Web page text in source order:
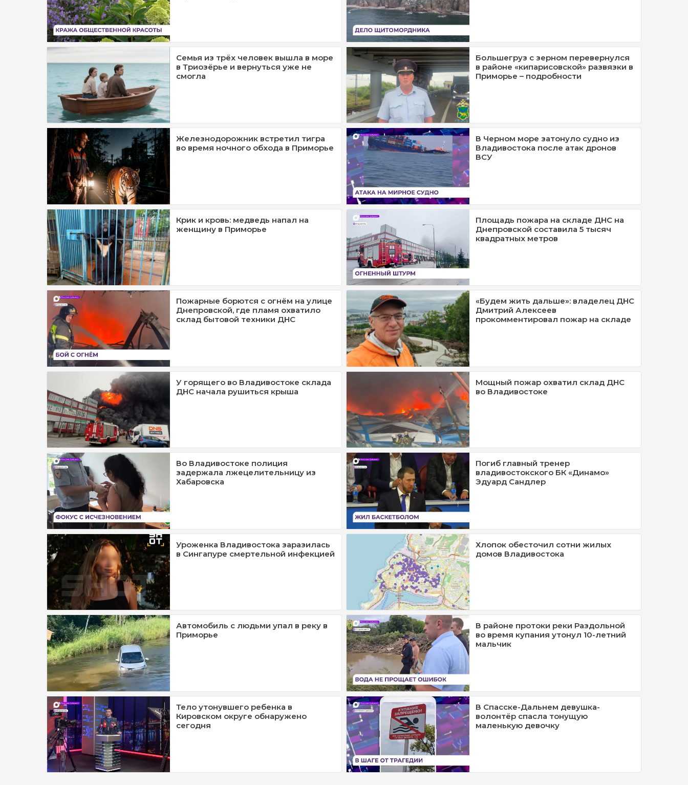
Семья из трёх человек вышла в море
в Триозёрье и вернуться уже не
смогла
Большегруз с зерном перевернулся
в районе «кипарисовской» развязки в
Приморье – подробности
Железнодорожник встретил тигра
во время ночного обхода в Приморье
В Черном море затонуло судно из
Владивостока после атак дронов
ВСУ
Крик и кровь: медведь напал на
женщину в Приморье
Площадь пожара на складе ДНС на
Днепровской составила 5 тысяч
квадратных метров
Пожарные борются с огнём на улице
Днепровской, где пламя охватило
склад бытовой техники ДНС
«Будем жить дальше»: владелец ДНС
Дмитрий Алексеев
прокомментировал пожар на складе
У горящего во Владивостоке склада
ДНС начала рушиться крыша
Мощный пожар охватил склад ДНС
во Владивостоке
Во Владивостоке полиция
задержала лжецелительницу из
Хабаровска
Погиб главный тренер
владивостокского БК «Динамо»
Эдуард Сандлер
Уроженка Владивостока заразилась
в Сингапуре смертельной инфекцией
Хлопок обесточил сотни жилых
домов Владивостока
Автомобиль с людьми упал в реку в
Приморье
В районе протоки реки Раздольной
во время купания утонул 10-летний
мальчик
Тело утонувшего ребенка в
Кировском округе обнаружено
сегодня
В Спасске-Дальнем девушка-
волонтёр спасла тонущую
маленькую девочку